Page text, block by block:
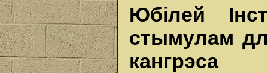
Юбілей
стымулам
кангрэса